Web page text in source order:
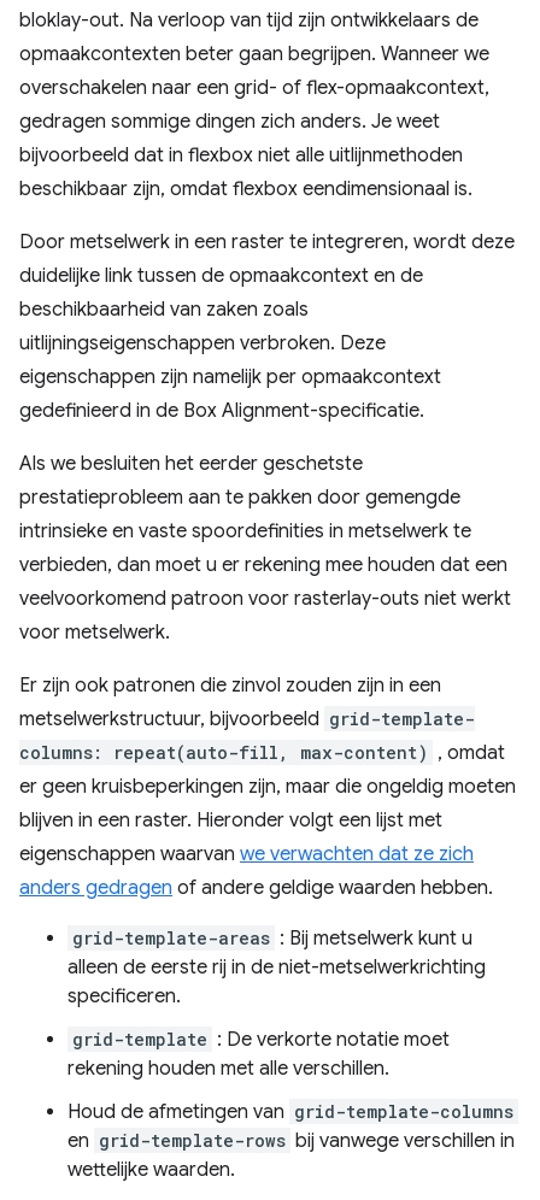
bloklay-out. Na verloop van tijd zijn ontwikkelaars de
opmaakcontexten beter gaan begrijpen. Wanneer we
overschakelen naar een grid- of flex-opmaakcontext,
gedragen sommige dingen zich anders. Je weet
bijvoorbeeld dat in flexbox niet alle uitlijnmethoden
beschikbaar zijn, omdat flexbox eendimensionaal is.
Door metselwerk in een raster te integreren, wordt deze
duidelijke link tussen de opmaakcontext en de
beschikbaarheid van zaken zoals
uitlijningseigenschappen verbroken. Deze
eigenschappen zijn namelijk per opmaakcontext
gedefinieerd in de Box Alignment-specificatie.
Als we besluiten het eerder geschetste
prestatieprobleem aan te pakken door gemengde
intrinsieke en vaste spoordefinities in metselwerk te
verbieden, dan moet u er rekening mee houden dat een
veelvoorkomend patroon voor rasterlay-outs niet werkt
voor metselwerk.
Er zijn ook patronen die zinvol zouden zijn in een
metselwerkstructuur, bijvoorbeeld grid-template-
columns: repeat(auto-fill, max-content) , omdat
er geen kruisbeperkingen zijn, maar die ongeldig moeten
blijven in een raster. Hieronder volgt een lijst met
eigenschappen waarvan we verwachten dat ze zich
anders gedragen of andere geldige waarden hebben.
grid-template-areas : Bij metselwerk kunt u
alleen de eerste rij in de niet-metselwerkrichting
specificeren.
grid-template : De verkorte notatie moet
rekening houden met alle verschillen.
Houd de afmetingen van grid-template-columns
en grid-template-rows bij vanwege verschillen in
wettelijke waarden.